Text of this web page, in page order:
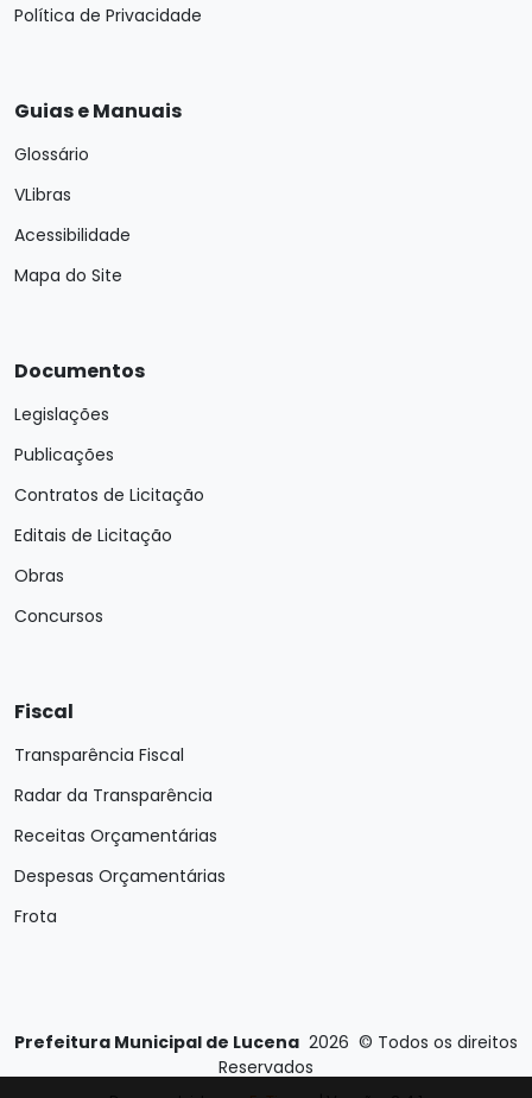
Política de Privacidade
Guias e Manuais
Glossário
VLibras
Acessibilidade
Mapa do Site
Documentos
Legislações
Publicações
Contratos de Licitação
Editais de Licitação
Obras
Concursos
Fiscal
Transparência Fiscal
Radar da Transparência
Receitas Orçamentárias
Despesas Orçamentárias
Frota
Prefeitura Municipal de Lucena 2026 © Todos os direitos
Reservados